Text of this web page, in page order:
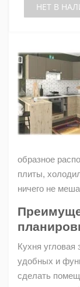
НЕТ В
образное
плиты,
ничего не
Кухня угловая
удобных и
сделать